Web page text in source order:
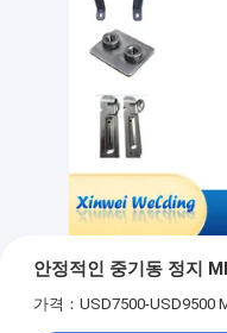
안정적인 중기동 정지
가격：USD7500-USD9500